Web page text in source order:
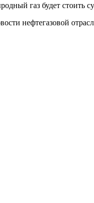
газ будет стоить
нефтегазовой